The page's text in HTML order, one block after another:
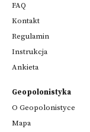
FAQ
Kontakt
Regulamin
Instrukcja
Ankieta
Geopolonistyka
O Geopolonistyce
Mapa